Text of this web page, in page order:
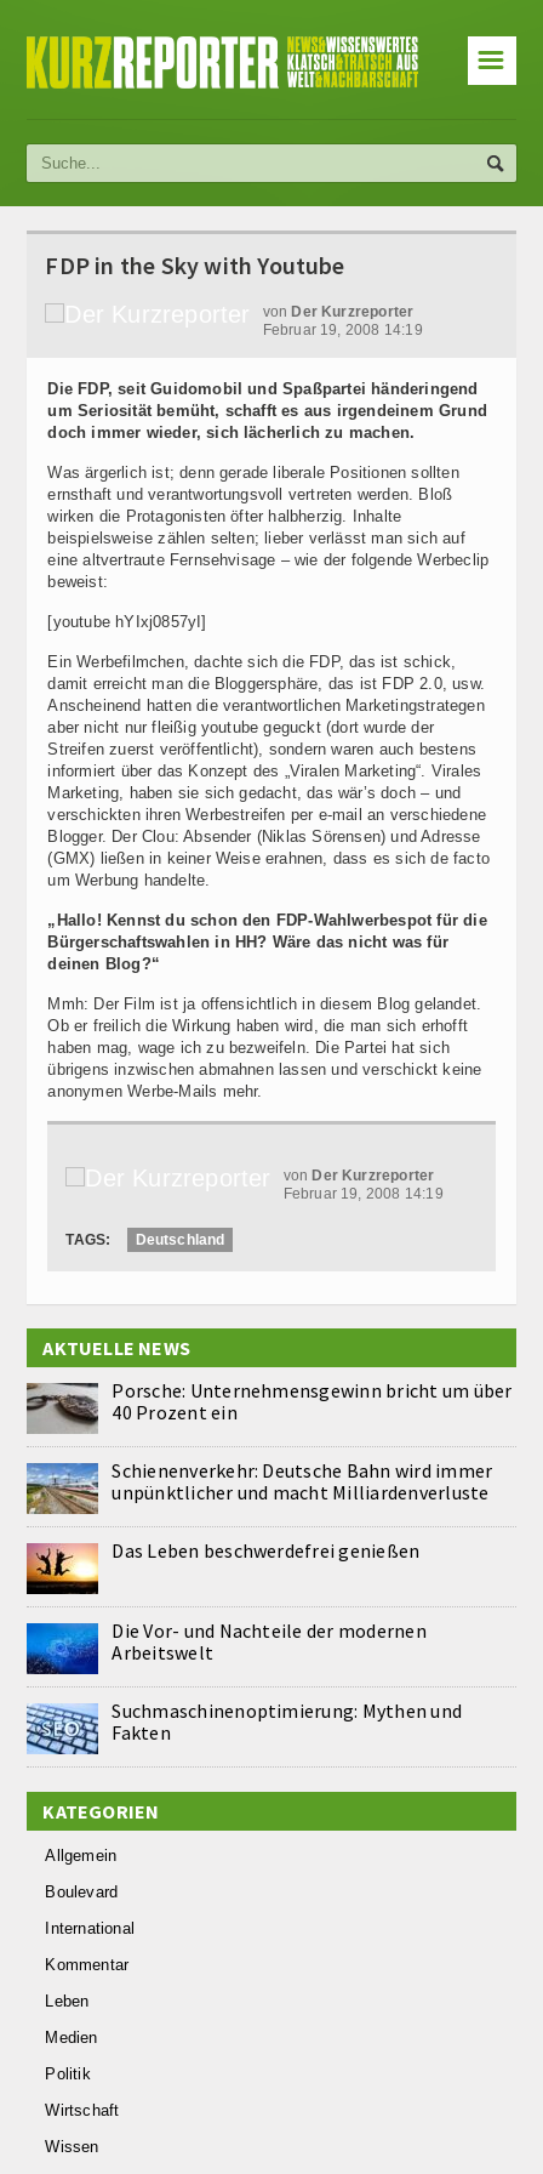
☰
FDP in the Sky with Youtube
von Der Kurzreporter
Februar 19, 2008 14:19
Die FDP, seit Guidomobil und Spaßpartei händeringend
um Seriosität bemüht, schafft es aus irgendeinem Grund
doch immer wieder, sich lächerlich zu machen.
Was ärgerlich ist; denn gerade liberale Positionen sollten
ernsthaft und verantwortungsvoll vertreten werden. Bloß
wirken die Protagonisten öfter halbherzig. Inhalte
beispielsweise zählen selten; lieber verlässt man sich auf
eine altvertraute Fernsehvisage – wie der folgende Werbeclip
beweist:
[youtube hYIxj0857yI]
Ein Werbefilmchen, dachte sich die FDP, das ist schick,
damit erreicht man die Bloggersphäre, das ist FDP 2.0, usw.
Anscheinend hatten die verantwortlichen Marketingstrategen
aber nicht nur fleißig youtube geguckt (dort wurde der
Streifen zuerst veröffentlicht), sondern waren auch bestens
informiert über das Konzept des „Viralen Marketing“. Virales
Marketing, haben sie sich gedacht, das wär’s doch – und
verschickten ihren Werbestreifen per e-mail an verschiedene
Blogger. Der Clou: Absender (Niklas Sörensen) und Adresse
(GMX) ließen in keiner Weise erahnen, dass es sich de facto
um Werbung handelte.
„Hallo! Kennst du schon den FDP-Wahlwerbespot für die
Bürgerschaftswahlen in HH? Wäre das nicht was für
deinen Blog?“
Mmh: Der Film ist ja offensichtlich in diesem Blog gelandet.
Ob er freilich die Wirkung haben wird, die man sich erhofft
haben mag, wage ich zu bezweifeln. Die Partei hat sich
übrigens inzwischen abmahnen lassen und verschickt keine
anonymen Werbe-Mails mehr.
von Der Kurzreporter
Februar 19, 2008 14:19
TAGS: Deutschland
AKTUELLE NEWS
Porsche: Unternehmensgewinn bricht um über
40 Prozent ein
Schienenverkehr: Deutsche Bahn wird immer
unpünktlicher und macht Milliardenverluste
Das Leben beschwerdefrei genießen
Die Vor- und Nachteile der modernen
Arbeitswelt
Suchmaschinenoptimierung: Mythen und
Fakten
KATEGORIEN
Allgemein
Boulevard
International
Kommentar
Leben
Medien
Politik
Wirtschaft
Wissen